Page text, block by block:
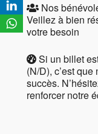
Nos
Veillez à bien
votre besoin
Si un billet
(N/D), c’est
succès.
renforcer notre